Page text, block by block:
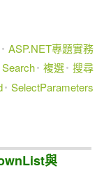
ASP.NET專題實務
Search 複選 搜尋
SelectParameters
與